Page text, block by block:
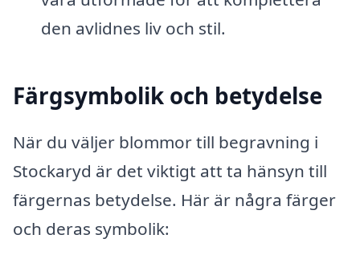
den avlidnes liv och stil.
Färgsymbolik och betydelse
När du väljer blommor till begravning i
Stockaryd är det viktigt att ta hänsyn till
färgernas betydelse. Här är några färger
och deras symbolik: